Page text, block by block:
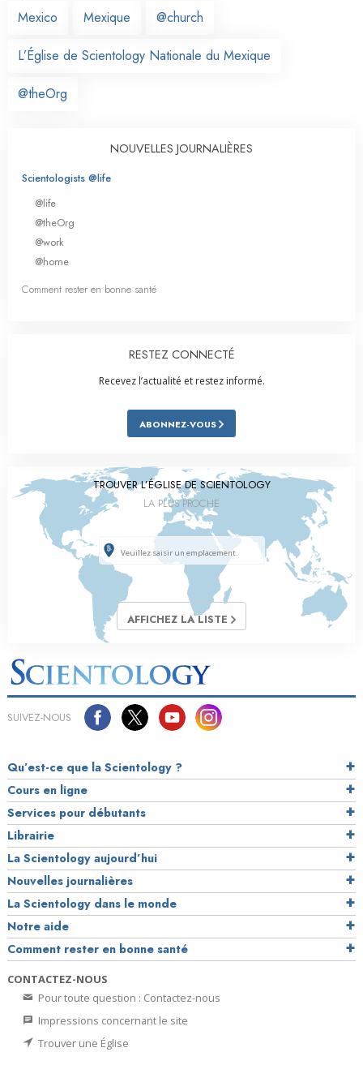
Mexico
Mexique @church
L’Église de Scientology Nationale du Mexique
@theOrg
NOUVELLES JOURNALIÈRES
Scientologists @life
@life
@theOrg
@work
@home
Comment rester en bonne santé
RESTEZ CONNECTÉ
Recevez l’actualité et restez informé.
ABONNEZ-VOUS
TROUVER L’ÉGLISE DE SCIENTOLOGY
LA PLUS PROCHE
AFFICHEZ LA LISTE
SUIVEZ-NOUS
Qu’est-ce que la Scientology ?
Cours en ligne
Services pour débutants
Librairie
La Scientology aujourd’hui
Nouvelles journalières
La Scientology dans le monde
Notre aide
Comment rester en bonne santé
CONTACTEZ-NOUS
Pour toute question : Contactez-nous
Impressions concernant le site
Trouver une Église